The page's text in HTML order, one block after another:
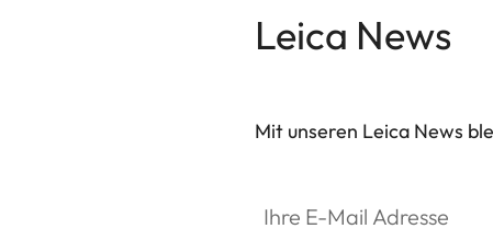
sowie Messing, gestrahlt.Leica News
Mit unseren Leica News